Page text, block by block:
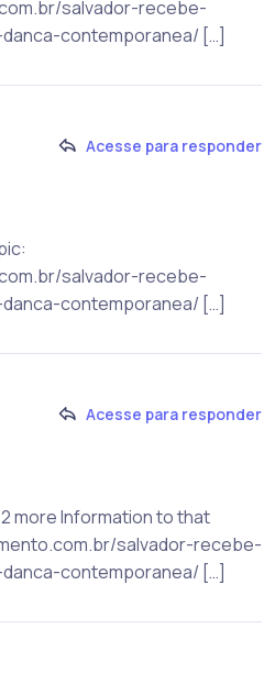
salvador-recebe-
contemporanea/ […]
Acesse para responder
salvador-recebe-
contemporanea/ […]
Acesse para responder
more Information to that
salvador-recebe-
contemporanea/ […]